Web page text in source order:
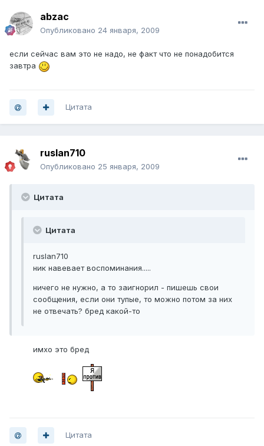
abzac
Опубликовано 24 января, 2009
если сейчас вам это не надо, не факт что не понадобится
завтра
Цитата
ruslan710
Опубликовано 25 января, 2009
Цитата
Цитата
ruslan710
ник навевает воспоминания.....
ничего не нужно, а то заигнорил - пишешь свои
сообщения, если они тупые, то можно потом за них
не отвечать? бред какой-то
имхо это бред
Цитата